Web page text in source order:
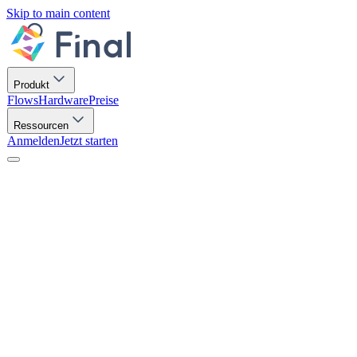
Skip to main content
Produkt
FlowsHardwarePreise
Ressourcen
AnmeldenJetzt starten